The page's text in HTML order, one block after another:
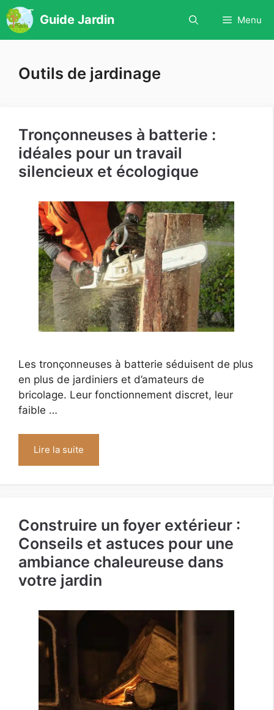
Aller
au
contenu
Guide Jardin Menu
Outils de jardinage
Tronçonneuses à batterie :
idéales pour un travail
silencieux et écologique
Les tronçonneuses à batterie séduisent de plus
en plus de jardiniers et d’amateurs de
bricolage. Leur fonctionnement discret, leur
faible …
Lire la suite
Construire un foyer extérieur :
Conseils et astuces pour une
ambiance chaleureuse dans
votre jardin